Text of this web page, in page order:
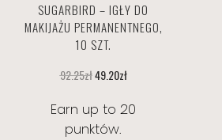
SUGARBIRD – IGŁY DO
MAKIJAŻU PERMANENTNEGO,
10 SZT.
92.25zł49.20zł
Earn up to 20
punktów.